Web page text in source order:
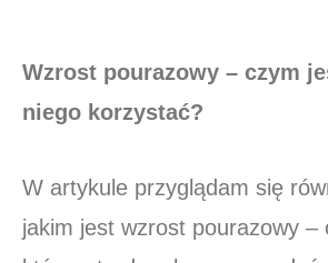
Wzrost pourazowy – czym
niego korzystać?
W artykule przyglądam się
jakim jest wzrost pourazowy –